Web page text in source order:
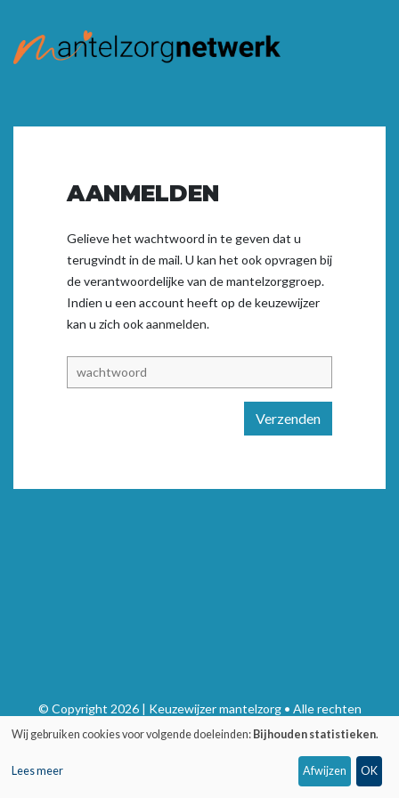
AANMELDEN
Gelieve het wachtwoord in te geven dat u
terugvindt in de mail. U kan het ook opvragen bij
de verantwoordelijke van de mantelzorggroep.
Indien u een account heeft op de keuzewijzer
kan u zich ookaanmelden.
Verzenden
© Copyright 2026 | Keuzewijzer mantelzorg • Alle rechten
voorbehouden
Wij gebruiken cookies voor volgende doeleinden: Bijhouden statistieken.
Lees meer Afwijzen OK